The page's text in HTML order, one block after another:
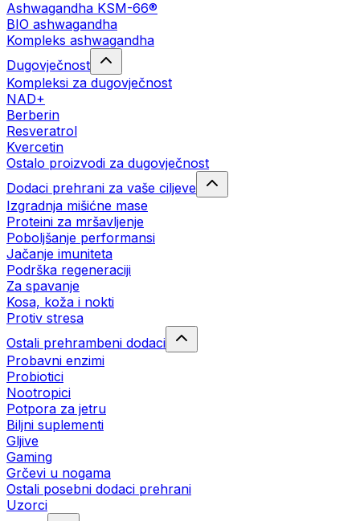
Ashwagandha KSM-66®
BIO ashwagandha
Kompleks ashwagandha
Dugovječnost
Kompleksi za dugovječnost
NAD+
Berberin
Resveratrol
Kvercetin
Ostalo proizvodi za dugovječnost
Dodaci prehrani za vaše ciljeve
Izgradnja mišićne mase
Proteini za mršavljenje
Poboljšanje performansi
Jačanje imuniteta
Podrška regeneraciji
Za spavanje
Kosa, koža i nokti
Protiv stresa
Ostali prehrambeni dodaci
Probavni enzimi
Probiotici
Nootropici
Potpora za jetru
Biljni suplementi
Gljive
Gaming
Grčevi u nogama
Ostali posebni dodaci prehrani
Uzorci